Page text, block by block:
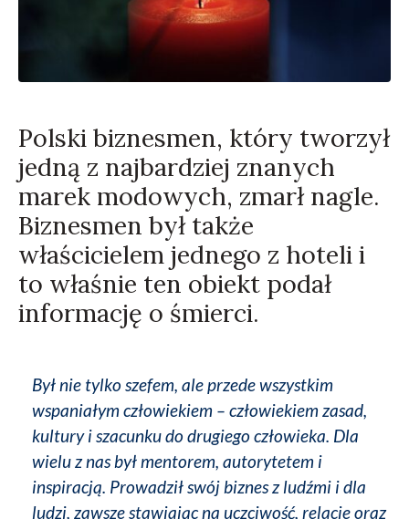
Polski biznesmen, który tworzył
jedną z najbardziej znanych
marek modowych, zmarł nagle.
Biznesmen był także
właścicielem jednego z hoteli i
to właśnie ten obiekt podał
informację o śmierci.
Był nie tylko szefem, ale przede wszystkim
wspaniałym człowiekiem – człowiekiem zasad,
kultury i szacunku do drugiego człowieka. Dla
wielu z nas był mentorem, autorytetem i
inspiracją. Prowadził swój biznes z ludźmi i dla
ludzi, zawsze stawiając na uczciwość, relacje oraz